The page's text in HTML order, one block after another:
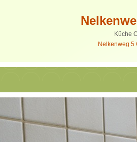
Küche
Nelkenweg 5